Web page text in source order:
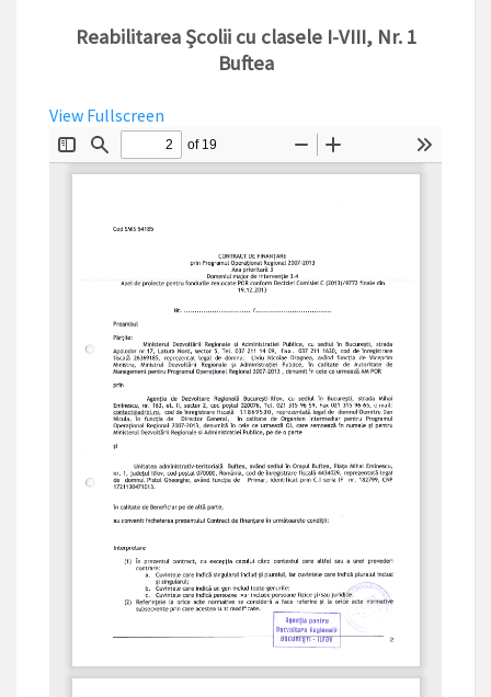
Reabilitarea Școlii cu clasele I-VIII, Nr. 1
Buftea
View Fullscreen